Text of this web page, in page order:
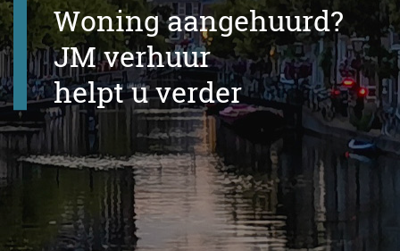
Woning aangehuurd?
JM verhuur
helpt u verder